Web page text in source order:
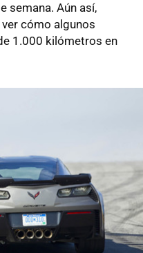
semana. Aún así,
cómo algunos
1.000 kilómetros en